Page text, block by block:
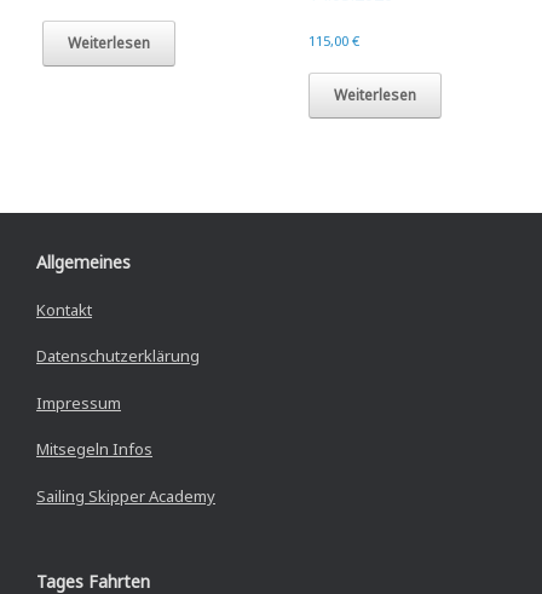
Weiterlesen 115,00€
Weiterlesen
Allgemeines
Kontakt
Datenschutzerklärung
Impressum
Mitsegeln Infos
Sailing Skipper Academy
Tages Fahrten